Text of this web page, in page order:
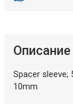
Spacer sleeve;
10mm